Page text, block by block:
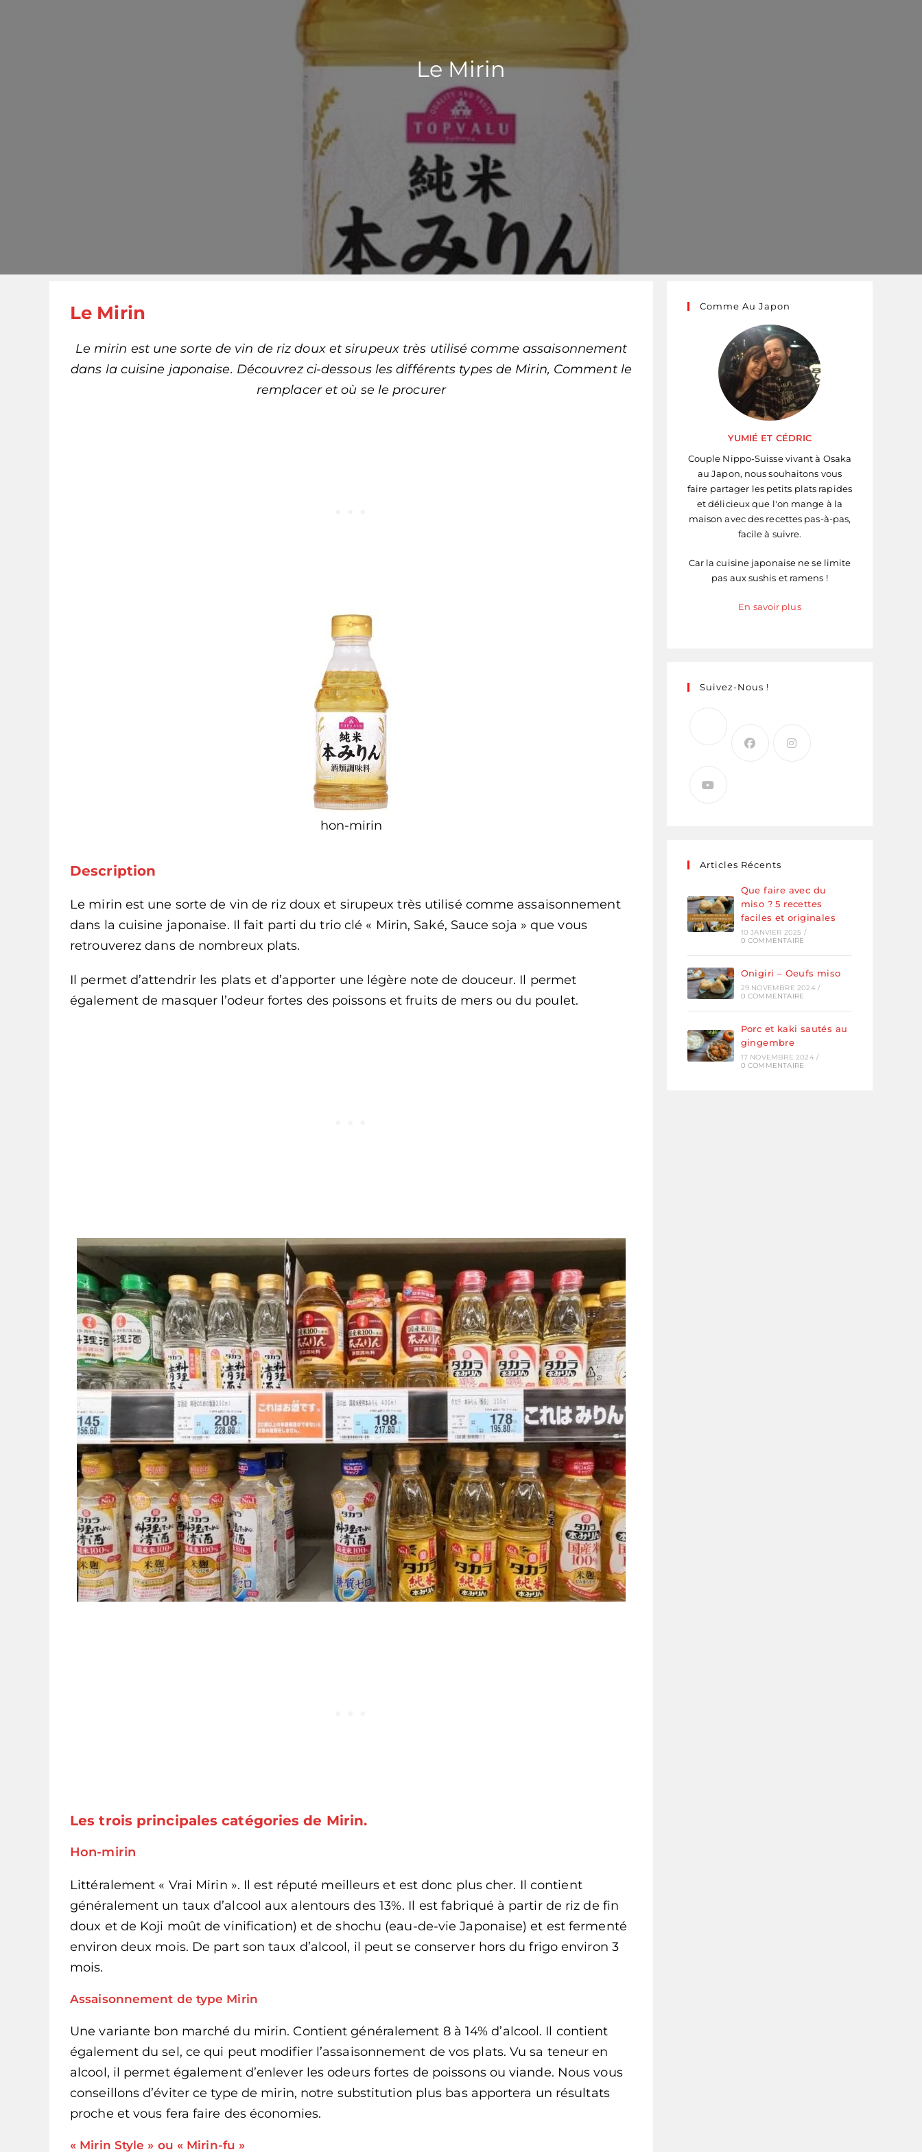
Le Mirin
Le Mirin
Le mirin est une sorte de vin de riz doux et sirupeux très utilisé comme assaisonnement
dans la cuisine japonaise. Découvrez ci-dessous les différents types de Mirin, Comment le
remplacer et où se le procurer
hon-mirin
Description
Le mirin est une sorte de vin de riz doux et sirupeux très utilisé comme assaisonnement
dans la cuisine japonaise. Il fait parti du trio clé « Mirin, Saké, Sauce soja » que vous
retrouverez dans de nombreux plats.
Il permet d’attendrir les plats et d’apporter une légère note de douceur. Il permet
également de masquer l’odeur fortes des poissons et fruits de mers ou du poulet.
Les trois principales catégories de Mirin.
Hon-mirin
Littéralement « Vrai Mirin ». Il est réputé meilleurs et est donc plus cher. Il contient
généralement un taux d’alcool aux alentours des 13%. Il est fabriqué à partir de riz de fin
doux et de Koji moût de vinification) et de shochu (eau-de-vie Japonaise) et est fermenté
environ deux mois. De part son taux d’alcool, il peut se conserver hors du frigo environ 3
mois.
Assaisonnement de type Mirin
Une variante bon marché du mirin. Contient généralement 8 à 14% d’alcool. Il contient
également du sel, ce qui peut modifier l’assaisonnement de vos plats. Vu sa teneur en
alcool, il permet également d’enlever les odeurs fortes de poissons ou viande. Nous vous
conseillons d’éviter ce type de mirin, notre substitution plus bas apportera un résultats
proche et vous fera faire des économies.
« Mirin Style » ou « Mirin-fu »
Comme Au Japon
YUMIÉ ET CÉDRIC
Couple Nippo-Suisse vivant à Osaka
au Japon, nous souhaitons vous
faire partager les petits plats rapides
et délicieux que l'on mange à la
maison avec des recettes pas-à-pas,
facile à suivre.
Car la cuisine japonaise ne se limite
pas aux sushis et ramens !
En savoir plus
Suivez-Nous !
Articles Récents
Que faire avec du
miso ? 5 recettes
faciles et originales
10 JANVIER 2025 /
0 COMMENTAIRE
Onigiri – Oeufs miso
29 NOVEMBRE 2024 /
0 COMMENTAIRE
Porc et kaki sautés au
gingembre
17 NOVEMBRE 2024 /
0 COMMENTAIRE